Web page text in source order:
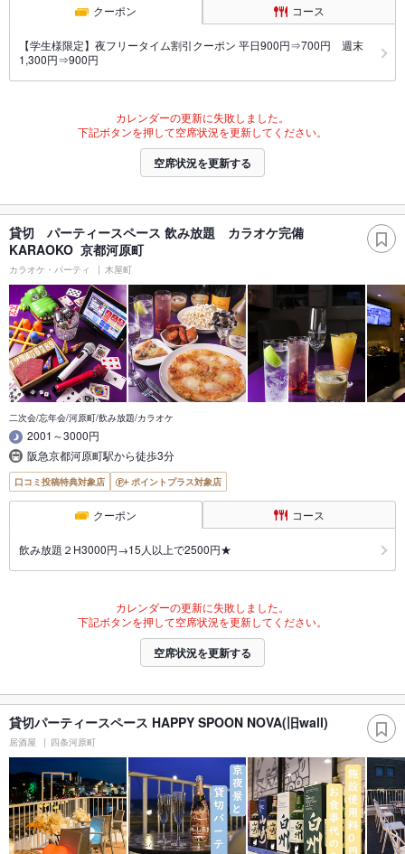
クーポン コース
【学生様限定】夜フリータイム割引クーポン 平日900円⇒700円 週末
1,300円⇒900円
カレンダーの更新に失敗しました。
下記ボタンを押して空席状況を更新してください。
空席状況を更新する
貸切 パーティースペース 飲み放題 カラオケ完備
KARAOKO 京都河原町
カラオケ・パーティ 木屋町
二次会/忘年会/河原町/飲み放題/カラオケ
2001～3000円
阪急京都河原町駅から徒歩3分
口コミ投稿特典対象店 ポイントプラス対象店
クーポン コース
飲み放題２H3000円→15人以上で2500円★
カレンダーの更新に失敗しました。
下記ボタンを押して空席状況を更新してください。
空席状況を更新する
貸切パーティースペース HAPPY SPOON NOVA(旧wall)
居酒屋 四条河原町